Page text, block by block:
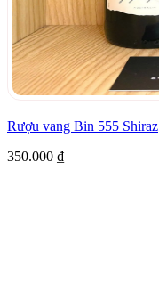
Rượu vang Bin 555 Shiraz
350.000 ₫